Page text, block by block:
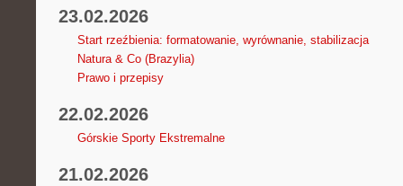
23.02.2026
Start rzeźbienia: formatowanie, wyrównanie, stabilizacja
Natura & Co (Brazylia)
Prawo i przepisy
22.02.2026
Górskie Sporty Ekstremalne
21.02.2026